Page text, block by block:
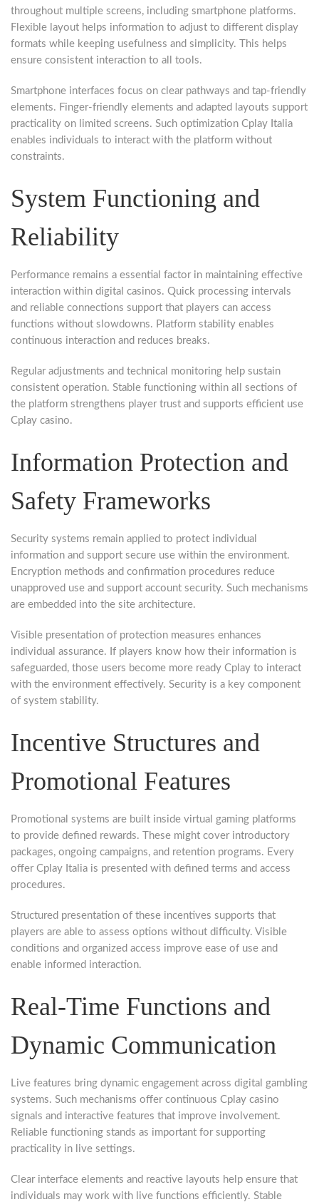
throughout multiple screens, including smartphone platforms.
Flexible layout helps information to adjust to different display
formats while keeping usefulness and simplicity. This helps
ensure consistent interaction to all tools.
Smartphone interfaces focus on clear pathways and tap-friendly
elements. Finger-friendly elements and adapted layouts support
practicality on limited screens. Such optimization Cplay Italia
enables individuals to interact with the platform without
constraints.
System Functioning and
Reliability
Performance remains a essential factor in maintaining effective
interaction within digital casinos. Quick processing intervals
and reliable connections support that players can access
functions without slowdowns. Platform stability enables
continuous interaction and reduces breaks.
Regular adjustments and technical monitoring help sustain
consistent operation. Stable functioning within all sections of
the platform strengthens player trust and supports efficient use
Cplay casino.
Information Protection and
Safety Frameworks
Security systems remain applied to protect individual
information and support secure use within the environment.
Encryption methods and confirmation procedures reduce
unapproved use and support account security. Such mechanisms
are embedded into the site architecture.
Visible presentation of protection measures enhances
individual assurance. If players know how their information is
safeguarded, those users become more ready Cplay to interact
with the environment effectively. Security is a key component
of system stability.
Incentive Structures and
Promotional Features
Promotional systems are built inside virtual gaming platforms
to provide defined rewards. These might cover introductory
packages, ongoing campaigns, and retention programs. Every
offer Cplay Italia is presented with defined terms and access
procedures.
Structured presentation of these incentives supports that
players are able to assess options without difficulty. Visible
conditions and organized access improve ease of use and
enable informed interaction.
Real-Time Functions and
Dynamic Communication
Live features bring dynamic engagement across digital gambling
systems. Such mechanisms offer continuous Cplay casino
signals and interactive features that improve involvement.
Reliable functioning stands as important for supporting
practicality in live settings.
Clear interface elements and reactive layouts help ensure that
individuals may work with live functions efficiently. Stable